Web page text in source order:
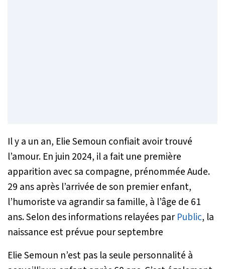
Il y a un an, Elie Semoun confiait avoir trouvé
l’amour. En juin 2024, il a fait une première
apparition avec sa compagne, prénommée Aude.
29 ans après l’arrivée de son premier enfant,
l’humoriste va agrandir sa famille, à l’âge de 61
ans. Selon des informations relayées par Public, la
naissance est prévue pour septembre
Elie Semoun n’est pas la seule personnalité à